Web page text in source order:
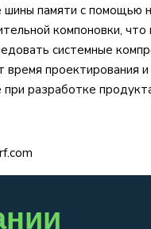
шины памяти с помощью
компоновки, что
системные
проектирования
разработке